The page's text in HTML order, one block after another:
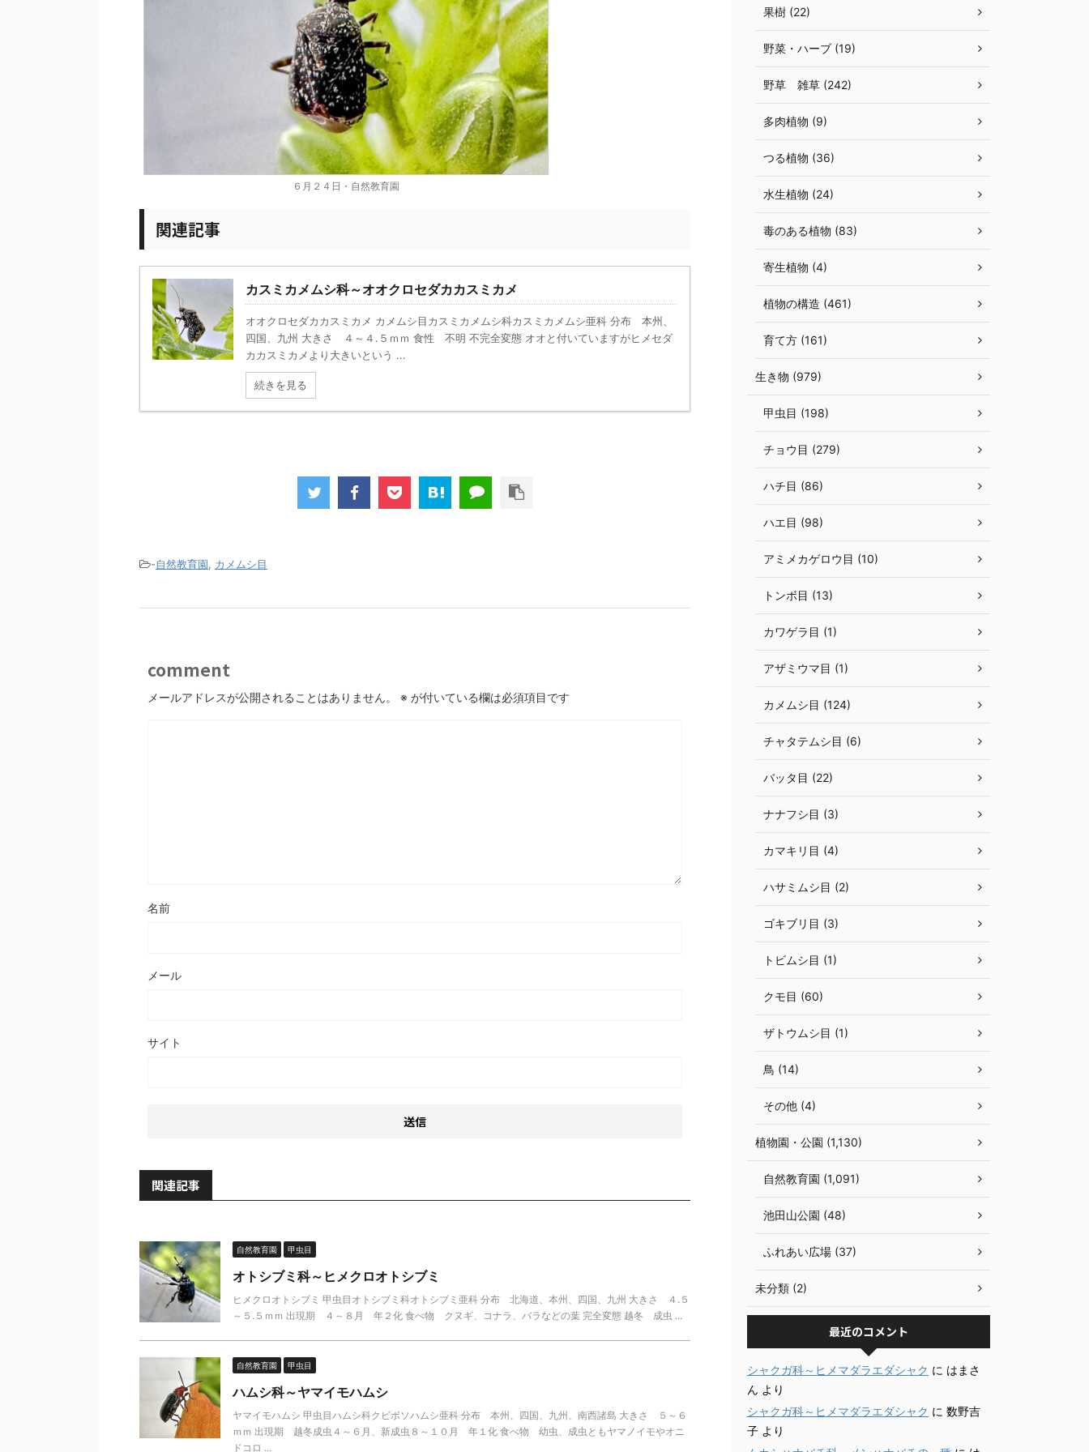
６月２４日・自然教育園
関連記事
カスミカメムシ科～オオクロセダカカスミカメ
オオクロセダカカスミカメ カメムシ目カスミカメムシ科カスミカメムシ亜科 分布 本州、
四国、九州 大きさ ４～４.５ｍｍ 食性 不明 不完全変態 オオと付いていますがヒメセダ
カカスミカメより大きいという ...
続きを見る
-自然教育園, カメムシ目
comment
メールアドレスが公開されることはありません。 ※ が付いている欄は必須項目です
名前
メール
サイト
関連記事
自然教育園 甲虫目
オトシブミ科～ヒメクロオトシブミ
ヒメクロオトシブミ 甲虫目オトシブミ科オトシブミ亜科 分布 北海道、本州、四国、九州 大きさ ４.５
～５.５ｍｍ 出現期 ４～８月 年２化 食べ物 クヌギ、コナラ、バラなどの葉 完全変態 越冬 成虫 ...
自然教育園 甲虫目
ハムシ科～ヤマイモハムシ
ヤマイモハムシ 甲虫目ハムシ科クビボソハムシ亜科 分布 本州、四国、九州、南西諸島 大きさ ５～６
ｍｍ 出現期 越冬成虫４～６月、新成虫８～１０月 年１化 食べ物 幼虫、成虫ともヤマノイモやオニ
ドコロ ...
果樹 (22)
野菜・ハーブ (19)
野草 雑草 (242)
多肉植物 (9)
つる植物 (36)
水生植物 (24)
毒のある植物 (83)
寄生植物 (4)
植物の構造 (461)
育て方 (161)
生き物 (979)
甲虫目 (198)
チョウ目 (279)
ハチ目 (86)
ハエ目 (98)
アミメカゲロウ目 (10)
トンボ目 (13)
カワゲラ目 (1)
アザミウマ目 (1)
カメムシ目 (124)
チャタテムシ目 (6)
バッタ目 (22)
ナナフシ目 (3)
カマキリ目 (4)
ハサミムシ目 (2)
ゴキブリ目 (3)
トビムシ目 (1)
クモ目 (60)
ザトウムシ目 (1)
鳥 (14)
その他 (4)
植物園・公園 (1,130)
自然教育園 (1,091)
池田山公園 (48)
ふれあい広場 (37)
未分類 (2)
最近のコメント
シャクガ科～ヒメマダラエダシャク に はまさ
ん より
シャクガ科～ヒメマダラエダシャク に 数野吉
子 より